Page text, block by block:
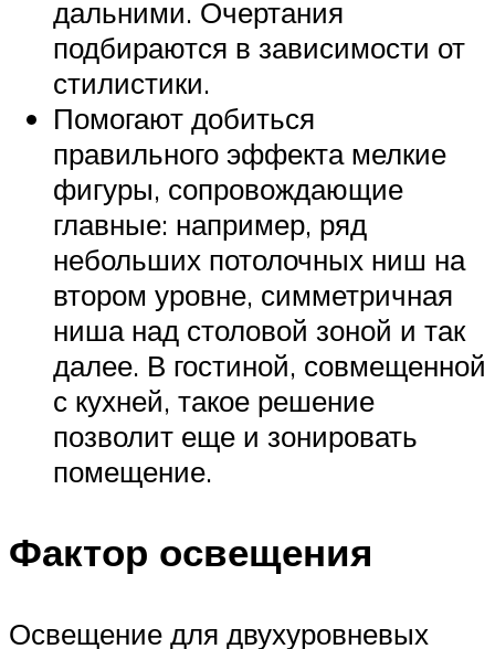
дальними. Очертания
подбираются в зависимости от
стилистики.
Помогают добиться
правильного эффекта мелкие
фигуры, сопровождающие
главные: например, ряд
небольших потолочных ниш на
втором уровне, симметричная
ниша над столовой зоной и так
далее. В гостиной, совмещенной
с кухней, такое решение
позволит еще и зонировать
помещение.
Фактор освещения
Освещение для двухуровневых